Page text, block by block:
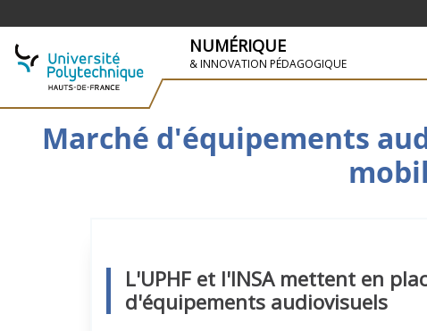
SKIP TO NAVIGATION
PASAR AL CONTENIDO PRINCIPAL
NUMÉRIQUE
& INNOVATION PÉDAGOGIQUE
Marché d'équipements
L'UPHF et l'INSA mettent en
d'équipements audiovisuels